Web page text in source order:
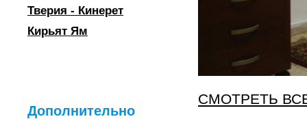
Тверия - Кинерет
Кирьят Ям
Дополнительно
СМОТРЕТЬ